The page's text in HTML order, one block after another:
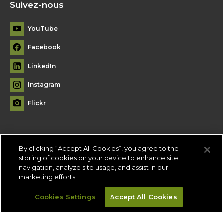
Suivez-nous
YouTube
Facebook
LinkedIn
Instagram
Flickr
Plan du site
Conditions d'utilisation
des témoins
By clicking “Accept All Cookies”, you agree to the
storing of cookies on your device to enhance site
navigation, analyze site usage, and assist in our
marketing efforts.
Cookies Settings Accept All Cookies